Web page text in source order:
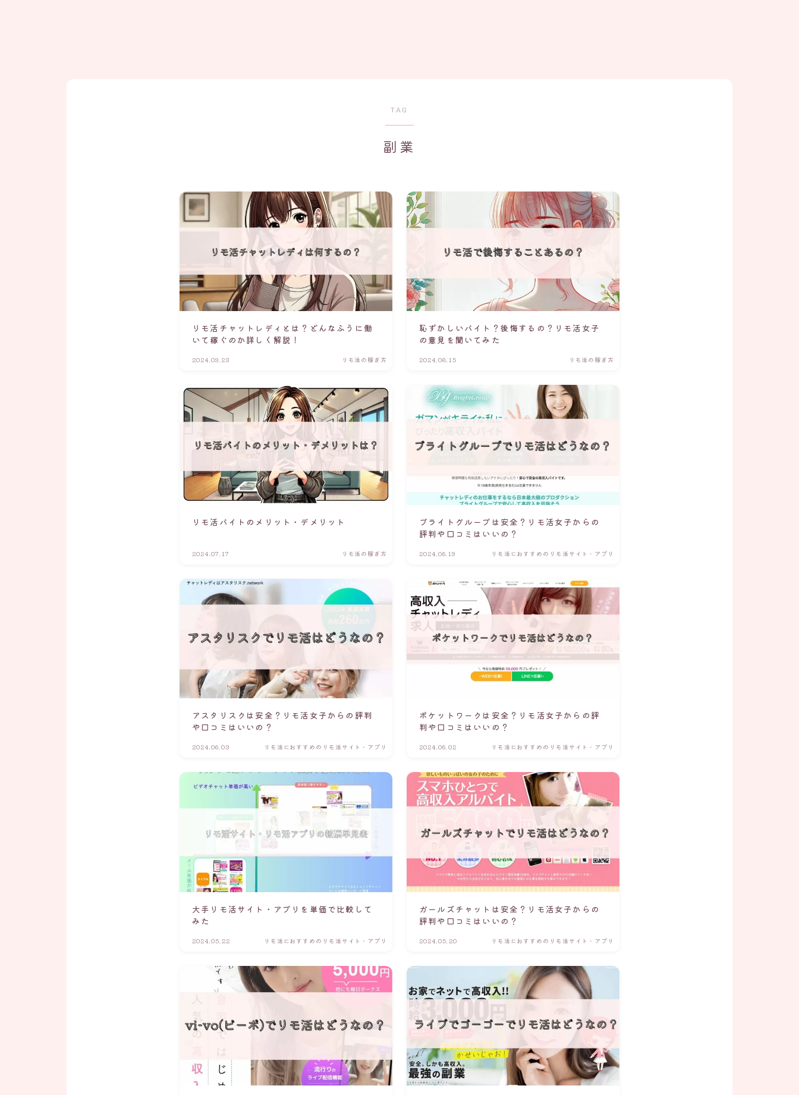
TAG
副業
リモ活チャットレディとは？どんなふうに働
いて稼ぐのか詳しく解説！
2024.09.23 リモ活の稼ぎ方
恥ずかしいバイト？後悔するの？リモ活女子
の意見を聞いてみた
2024.08.15 リモ活の稼ぎ方
リモ活バイトのメリット・デメリット
2024.07.17 リモ活の稼ぎ方
ブライトグループは安全？リモ活女子からの
評判や口コミはいいの？
2024.06.19 リモ活におすすめのリモ活サイト・アプリ
アスタリスクは安全？リモ活女子からの評判
や口コミはいいの？
2024.06.03 リモ活におすすめのリモ活サイト・アプリ
ポケットワークは安全？リモ活女子からの評
判や口コミはいいの？
2024.06.02 リモ活におすすめのリモ活サイト・アプリ
大手リモ活サイト・アプリを単価で比較して
みた
2024.05.22 リモ活におすすめのリモ活サイト・アプリ
ガールズチャットは安全？リモ活女子からの
評判や口コミはいいの？
2024.05.20 リモ活におすすめのリモ活サイト・アプリ